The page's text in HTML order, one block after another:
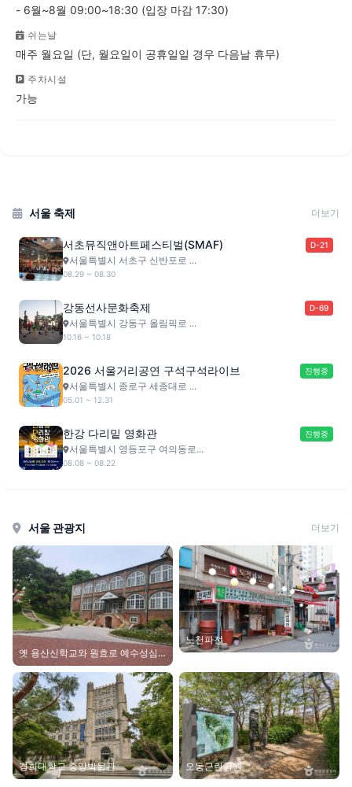
- 6월~8월 09:00~18:30 (입장 마감 17:30)
쉬는날
매주 월요일 (단, 월요일이 공휴일일 경우 다음날 휴무)
주차시설
가능
서울 축제 더보기
서초뮤직앤아트페스티벌(SMAF) D-21
서울특별시 서초구 신반포로 ...
08.29 ~ 08.30
강동선사문화축제 D-69
서울특별시 강동구 올림픽로 ...
10.16 ~ 10.18
2026 서울거리공연 구석구석라이브 진행중
서울특별시 종로구 세종대로 ...
05.01 ~ 12.31
한강 다리밑 영화관 진행중
서울특별시 영등포구 여의동로...
08.08 ~ 08.22
서울 관광지 더보기
옛 용산신학교와 원효로 예수성심
성당
노천파전
경희대학교 중앙박물관 오동근린공원